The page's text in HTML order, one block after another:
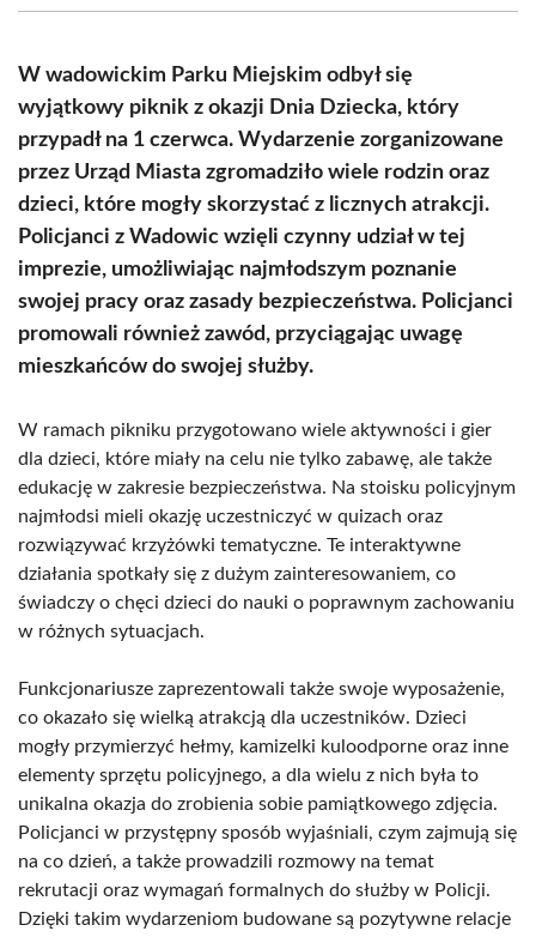
(Twitter)
W wadowickim Parku Miejskim odbył się
wyjątkowy piknik z okazji Dnia Dziecka, który
przypadł na 1 czerwca. Wydarzenie zorganizowane
przez Urząd Miasta zgromadziło wiele rodzin oraz
dzieci, które mogły skorzystać z licznych atrakcji.
Policjanci z Wadowic wzięli czynny udział w tej
imprezie, umożliwiając najmłodszym poznanie
swojej pracy oraz zasady bezpieczeństwa. Policjanci
promowali również zawód, przyciągając uwagę
mieszkańców do swojej służby.
W ramach pikniku przygotowano wiele aktywności i gier
dla dzieci, które miały na celu nie tylko zabawę, ale także
edukację w zakresie bezpieczeństwa. Na stoisku policyjnym
najmłodsi mieli okazję uczestniczyć w quizach oraz
rozwiązywać krzyżówki tematyczne. Te interaktywne
działania spotkały się z dużym zainteresowaniem, co
świadczy o chęci dzieci do nauki o poprawnym zachowaniu
w różnych sytuacjach.
Funkcjonariusze zaprezentowali także swoje wyposażenie,
co okazało się wielką atrakcją dla uczestników. Dzieci
mogły przymierzyć hełmy, kamizelki kuloodporne oraz inne
elementy sprzętu policyjnego, a dla wielu z nich była to
unikalna okazja do zrobienia sobie pamiątkowego zdjęcia.
Policjanci w przystępny sposób wyjaśniali, czym zajmują się
na co dzień, a także prowadzili rozmowy na temat
rekrutacji oraz wymagań formalnych do służby w Policji.
Dzięki takim wydarzeniom budowane są pozytywne relacje